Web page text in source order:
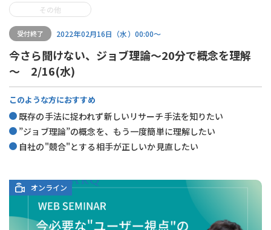
その他
受付終了 2022年02月16日（水）00:00〜
今さら聞けない、ジョブ理論～20分で概念を理解
～ 2/16(水)
このような方におすすめ
既存の手法に捉われず新しいリサーチ手法を知りたい
”ジョブ理論”の概念を、もう一度簡単に理解したい
自社の"競合"とする相手が正しいか見直したい
オンライン